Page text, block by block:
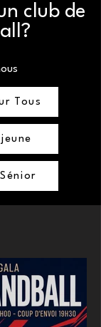
club de
Tous